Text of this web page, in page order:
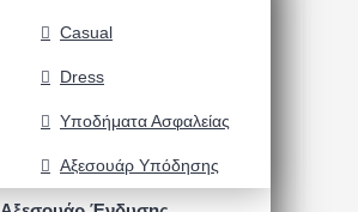
Casual
Dress
Υποδήματα Ασφαλείας
Αξεσουάρ Υπόδησης